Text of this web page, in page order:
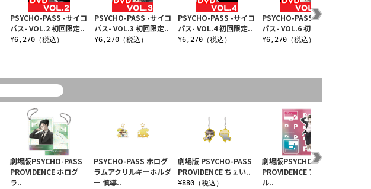
PSYCHO-PASS -サイコ
パス- VOL.2 初回限定..
¥6,270（税込）
PSYCHO-PASS -サイコ
パス- VOL.3 初回限定..
¥6,270（税込）
PSYCHO-PASS -サイコ
パス- VOL.4 初回限定..
¥6,270（税込）
PSYCHO-PASS -サイコ
パス- VOL.6 初回限定..
¥6,270（税込）
劇場版PSYCHO-PASS
PROVIDENCE ホログ
ラ..
PSYCHO-PASS ホログ
ラムアクリルキーホルダ
ー 慎導..
劇場版 PSYCHO-PASS
PROVIDENCE ちぇい..
¥880（税込）
劇場版PSYCHO-PASS
PROVIDENCE アクリ
ル..